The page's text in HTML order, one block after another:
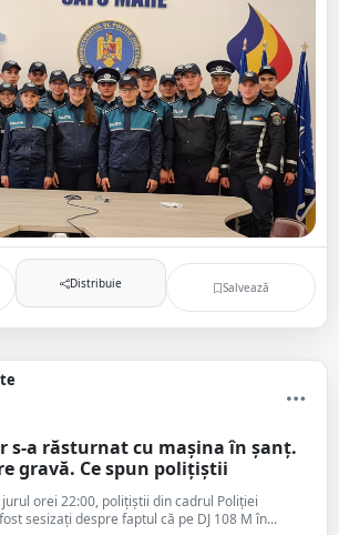
Distribuie Salvează
s-a răsturnat cu mașina în șanț.
gravă. Ce spun polițiștii
orei 22:00, polițiștii din cadrul Poliției
sesizați despre faptul că pe DJ 108 M în...